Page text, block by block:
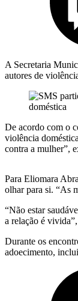
A Secretaria
autores de
De acordo com o
violência
contra a mulher”,
Para Eliomara
olhar para si. “As
“Não estar
a relação é
Durante os
adoecimento,